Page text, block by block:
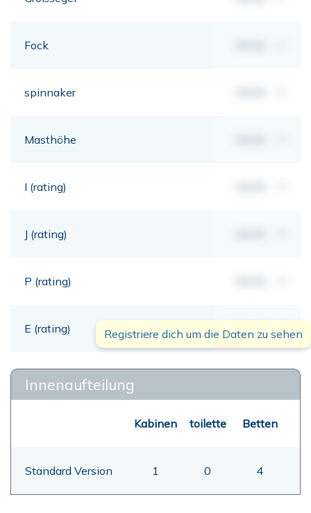
Fock
spinnaker
Masthöhe
I (rating)
J (rating)
P (rating)
E (rating) 00,00 mt
Registriere dich um die Daten zu sehen
Innenaufteilung
Kabinen toilette Betten
Standard Version 1 0 4